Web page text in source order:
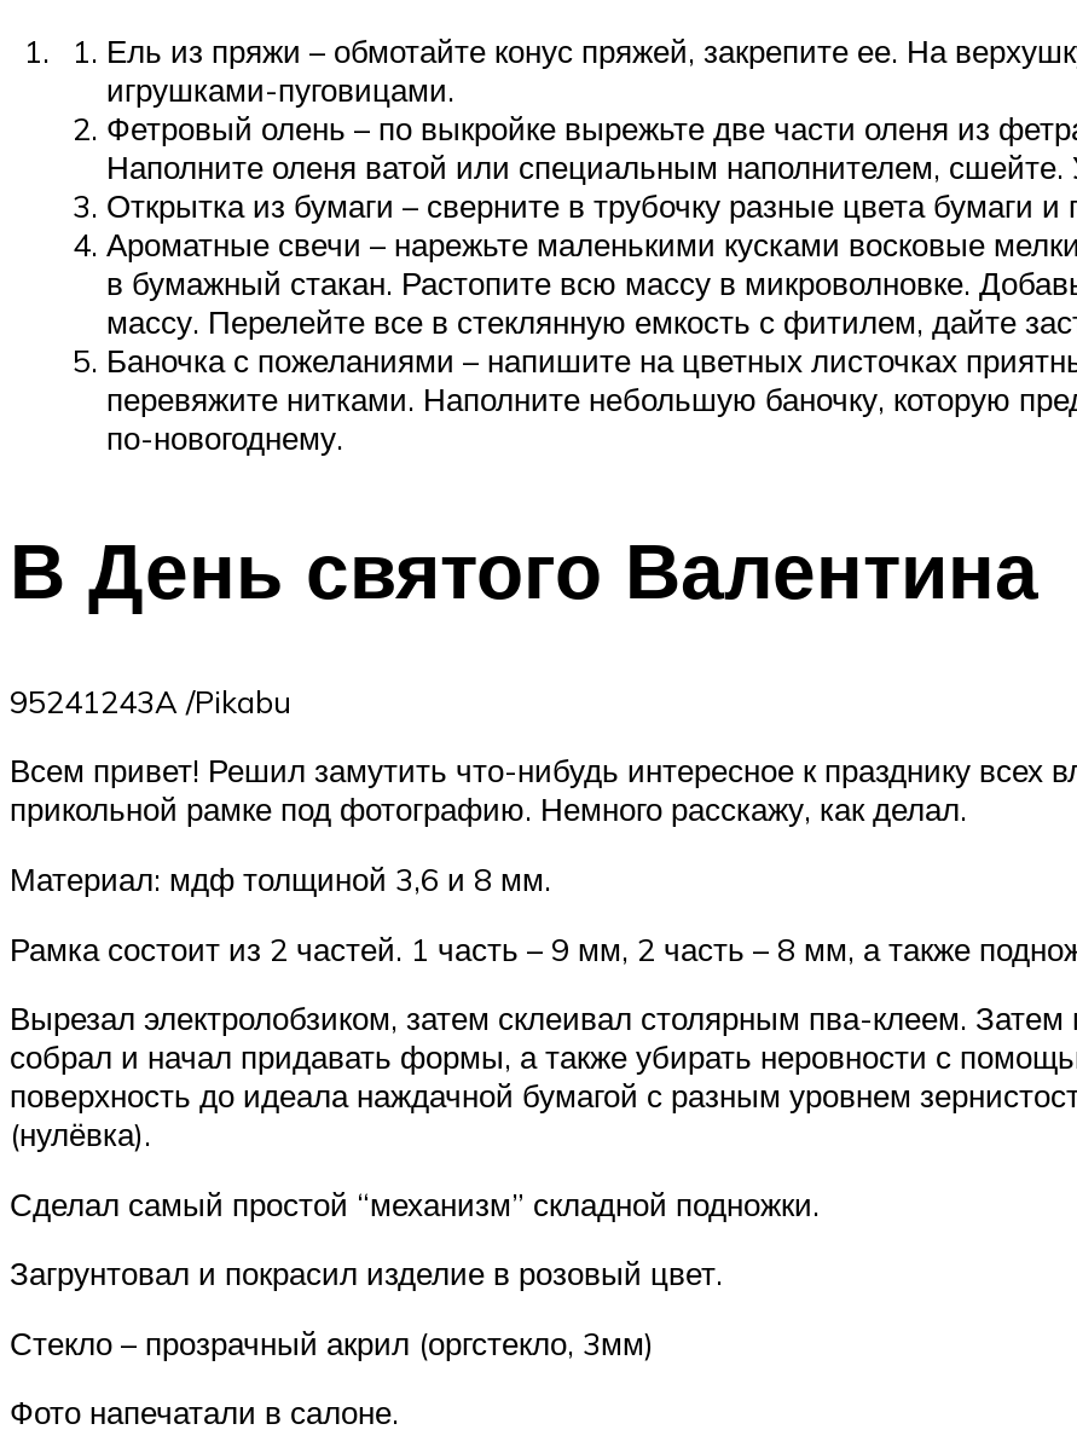
Ель из пряжи – обмотайте конус пряжей, закрепите ее. На
игрушками-пуговицами.
Фетровый олень – по выкройке вырежьте две части оленя из
Наполните оленя ватой или специальным наполнителем, сшейте.
Открытка из бумаги – сверните в трубочку разные цвета бумаги
Ароматные свечи – нарежьте маленькими кусками восковые
в бумажный стакан. Растопите всю массу в микроволновке.
массу. Перелейте все в стеклянную емкость с фитилем, дайте
Баночка с пожеланиями – напишите на цветных листочках
перевяжите нитками. Наполните небольшую баночку, которую
по-новогоднему.
В День святого Валентина
95241243A /Pikabu
Всем привет! Решил замутить что-нибудь интересное к празднику всех
прикольной рамке под фотографию. Немного расскажу, как делал.
Материал: мдф толщиной 3,6 и 8 мм.
Рамка состоит из 2 частей. 1 часть – 9 мм, 2 часть – 8 мм, а также
Вырезал электролобзиком, затем склеивал столярным пва-клеем.
собрал и начал придавать формы, а также убирать неровности с
поверхность до идеала наждачной бумагой с разным уровнем
(нулёвка).
Сделал самый простой “механизм” складной подножки.
Загрунтовал и покрасил изделие в розовый цвет.
Стекло – прозрачный акрил (оргстекло, 3мм)
Фото напечатали в салоне.